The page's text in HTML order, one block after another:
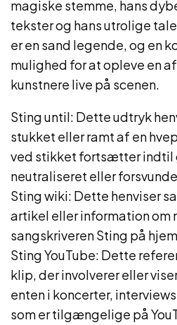
magiske stemme, hans
tekster og hans utrolige
er en sand legende, og en
mulighed for at opleve en
kunstnere live på scenen.
Sting until: Dette udtryk
stukket eller ramt af en
ved stikket fortsætter indtil
neutraliseret eller
Sting wiki: Dette henviser
artikel eller information om
sangskriveren Sting på
Sting YouTube: Dette
klip, der involverer eller
enten i koncerter,
som er tilgængelige på